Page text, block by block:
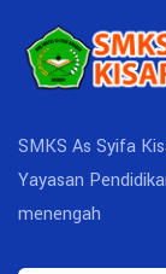
SMKS As Syifa
Yayasan
menengah